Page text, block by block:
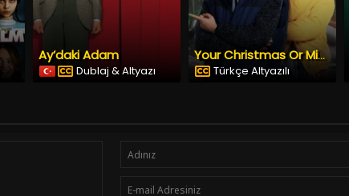
Ay’daki Adam
Dublaj & Altyazı
Your Christmas Or Mine?
Türkçe Altyazılı